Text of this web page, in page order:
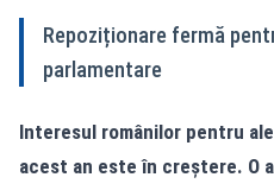
Repoziționare fermă
parlamentare
Interesul românilor pentru
acest an este în creștere. O